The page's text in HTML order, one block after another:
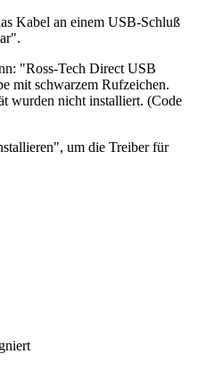
Kabel an einem USB-Schluß
"Ross-Tech Direct USB
mit schwarzem Rufzeichen.
wurden nicht installiert. (Code
um die Treiber für